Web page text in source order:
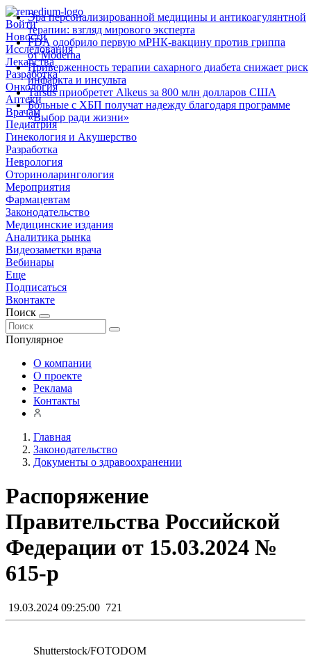
Войти
Новости
Исследования
Лекарства
Разработка
Онкология
Аптеки
Врачам
Педиатрия
Гинекология и Акушерство
Разработка
Неврология
Оториноларингология
Мероприятия
Фармацевтам
Законодательство
Медицинские издания
Аналитика рынка
Видеозаметки врача
Вебинары
Еще
Подписаться
Вконтакте
Поиск
Популярное
Эра персонализированной медицины и антикоагулянтной
терапии: взгляд мирового эксперта
FDA одобрило первую мРНК‑вакцину против гриппа
от Moderna
Приверженность терапии сахарного диабета снижает риск
инфаркта и инсульта
Tarsus приобретет Alkeus за 800 млн долларов США
Больные с ХБП получат надежду благодаря программе
«Выбор ради жизни»
О компании
О проекте
Реклама
Контакты
Главная
Законодательство
Документы о здравоохранении
Распоряжение
Правительства Российской
Федерации от 15.03.2024 №
615-р
19.03.2024 09:25:00 721
Shutterstoсk/FOTODOM